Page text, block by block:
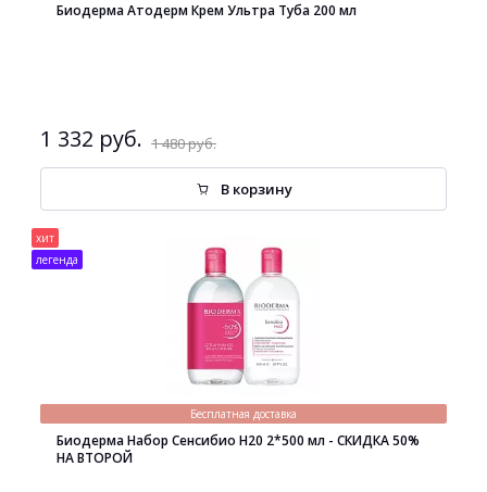
Биодерма Атодерм Крем Ультра Туба 200 мл
1 332 руб. 1 480 руб.
В корзину
хит
легенда
Бесплатная доставка
Биодерма Набор Сенсибио H20 2*500 мл - СКИДКА 50%
НА ВТОРОЙ